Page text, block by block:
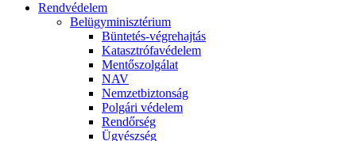
Rendvédelem
Belügyminisztérium
Büntetés-végrehajtás
Katasztrófavédelem
Mentőszolgálat
NAV
Nemzetbiztonság
Polgári védelem
Rendőrség
Ügyészség